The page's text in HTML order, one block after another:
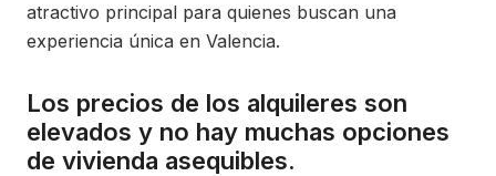
atractivo principal para quienes buscan una
experiencia única en Valencia.
Los precios de los alquileres son
elevados y no hay muchas opciones
de vivienda asequibles.